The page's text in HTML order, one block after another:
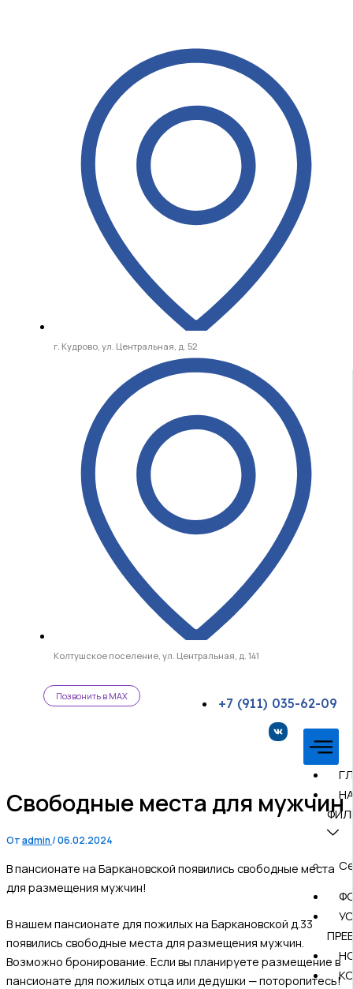
г. Кудрово, ул. Центральная, д. 52
Колтушское поселение, ул. Центральная, д. 141
Позвонить в MAX +7 (911) 035-62-09
Свободные места для мужчин
Отadmin/06.02.2024
В пансионате на Баркановской появились свободные места
для размещения мужчин!
В нашем пансионате для пожилых на Баркановской д.33
появились свободные места для размещения мужчин.
Возможно бронирование. Если вы планируете размещение в
пансионате для пожилых отца или дедушки — поторопитесь!